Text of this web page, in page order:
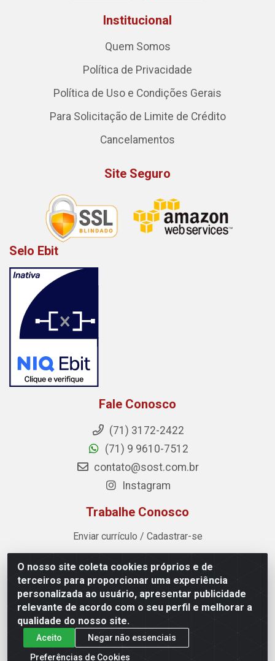
O nosso site coleta cookies próprios e de
terceiros para proporcionar uma experiência
personalizada ao usuário, apresentar publicidade
relevante de acordo com o seu perfil e melhorar a
qualidade do nosso site.
Aceito
Negar não essenciais
Preferências de Cookies
Institucional
Quem Somos
Política de Privacidade
Política de Uso e Condições Gerais
Para Solicitação de Limite de Crédito
Cancelamentos
Site Seguro
Selo Ebit
Fale Conosco
(71) 3172-2422
(71) 9 9610-7512
contato@sost.com.br
Instagram
Trabalhe Conosco
Enviar currículo / Cadastrar-se
Sost Distribuidora - Rua Cândido Rissut, 254 - Recreio
Ipitanga, Lauro de Freitas/BA - CEP 42.700-590 - CNPJ
07.041.307/0001-80